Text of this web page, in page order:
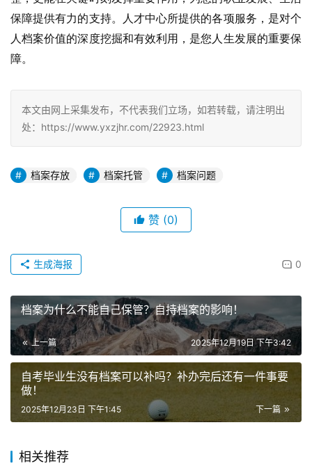
保障提供有力的支持。人才中心所提供的各项服务，是对个
人档案价值的深度挖掘和有效利用，是您人生发展的重要保
障。
本文由网上采集发布，不代表我们立场，如若转载，请注明出
处：https://www.yxzjhr.com/22923.html
档案存放 档案托管 档案问题
赞 (0)
0
生成海报
档案为什么不能自己保管？自持档案的影响！
上一篇 2025年12月19日 下午3:42
自考毕业生没有档案可以补吗？补办完后还有一件事要
做！
下一篇
2025年12月23日 下午1:45
相关推荐